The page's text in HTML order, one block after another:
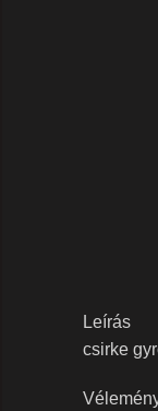
Leírás
csirke